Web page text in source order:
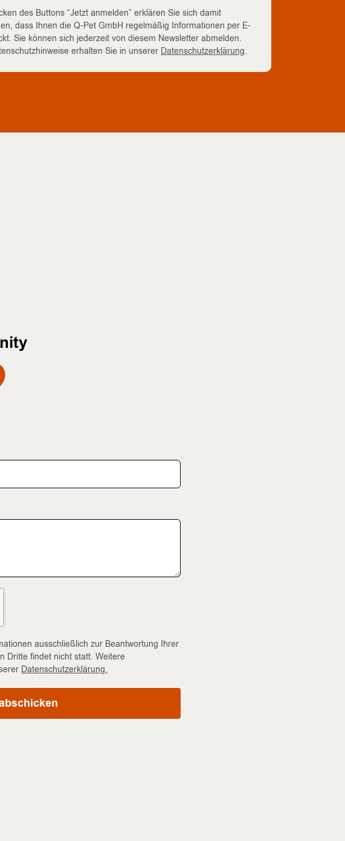
des Buttons “Jetzt anmelden” erklären Sie sich damit
dass Ihnen die Q-Pet GmbH regelmäßig Informationen per E-
Sie können sich jederzeit von diesem Newsletter abmelden.
erhalten Sie in unserer Datenschutzerklärung.
ausschließlich zur Beantwortung Ihrer
Dritte findet nicht statt. Weitere
Datenschutzerklärung.